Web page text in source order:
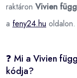
raktáron Vivien
a feny24.hu oldalon.
❓ Mi a Vivien
kódja?